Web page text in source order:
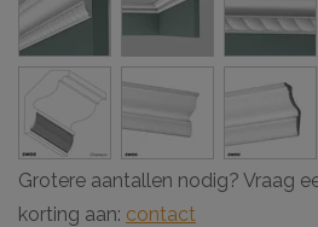
Grotere aantallen nodig? Vraag
korting aan: contact